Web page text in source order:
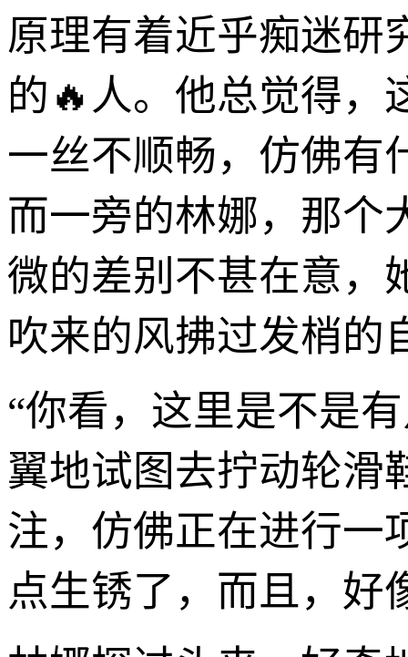
原理有着近乎痴迷研
的🔥人。他总觉得，
一丝不顺畅，仿佛有
而一旁的林娜，那个
微的差别不甚在意，
吹来的风拂过发梢的
“你看，这里是不是
翼地试图去拧动轮滑
注，仿佛正在进行一
点生锈了，而且，好